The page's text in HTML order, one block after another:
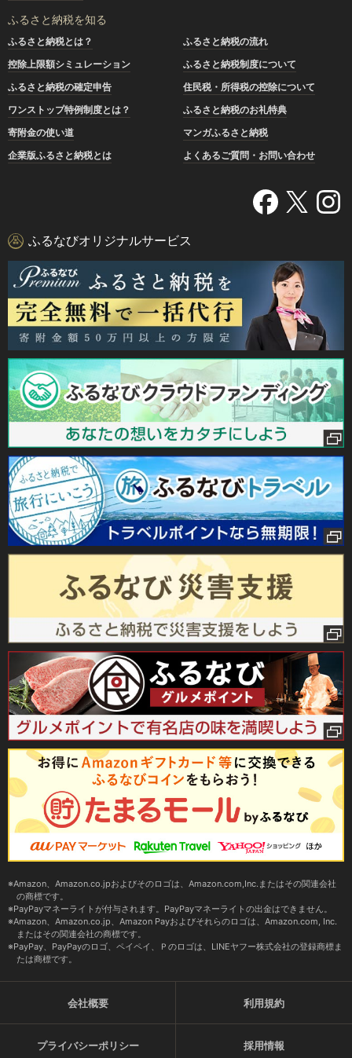
ふるさと納税を知る
ふるさと納税とは？
ふるさと納税の流れ
控除上限額シミュレーション
ふるさと納税制度について
ふるさと納税の確定申告
住民税・所得税の控除について
ワンストップ特例制度とは？
ふるさと納税のお礼特典
寄附金の使い道
マンガふるさと納税
企業版ふるさと納税とは
よくあるご質問・お問い合わせ
ふるなびオリジナルサービス
Amazon、Amazon.co.jpおよびそのロゴは、Amazon.com,Inc.またはその関連会社
の商標です。
PayPayマネーライトが付与されます。PayPayマネーライトの出金はできません。
Amazon、Amazon.co.jp、Amazon Payおよびそれらのロゴは、Amazon.com, Inc.
またはその関連会社の商標です。
PayPay、PayPayのロゴ、ペイペイ、Ｐのロゴは、LINEヤフー株式会社の登録商標ま
たは商標です。
会社概要 利用規約
プライバシーポリシー 採用情報